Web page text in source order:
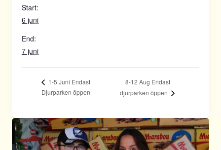
Start:
6 juni
End:
7 juni
1-5 Juni Endast
Djurparken öppen
8-12 Aug Endast
djurparken öppen